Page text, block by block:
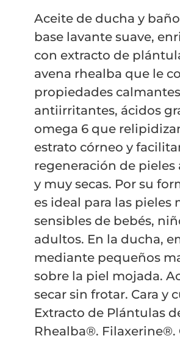
Aceite de ducha y
base lavante suave,
con extracto de
avena rhealba que le
propiedades
antiirritantes, ácidos
omega 6 que
estrato córneo y
regeneración de pieles
y muy secas. Por su
es ideal para las pieles
sensibles de bebés,
adultos. En la ducha,
mediante pequeños
sobre la piel mojada.
secar sin frotar. Cara y
Extracto de Plántulas
Rhealba®. Filaxerine®.